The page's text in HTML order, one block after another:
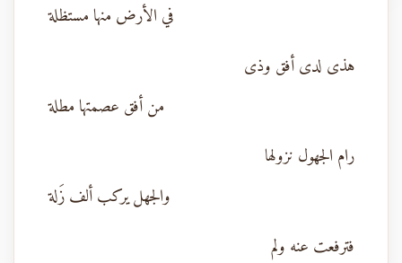
في الأرض منها مستظلة
هذى لدى أفق وذى
من أفق عصمتها مطلة
رام الجهول نزولها
والجهل يركب ألف زَلة
فترفعت عنه ولم